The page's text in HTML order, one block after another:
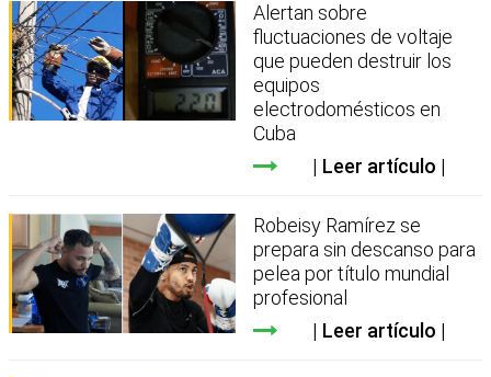
Alertan sobre
fluctuaciones de voltaje
que pueden destruir los
equipos
electrodomésticos en
Cuba
Leer artículo
Robeisy Ramírez se
prepara sin descanso para
pelea por título mundial
profesional
Leer artículo